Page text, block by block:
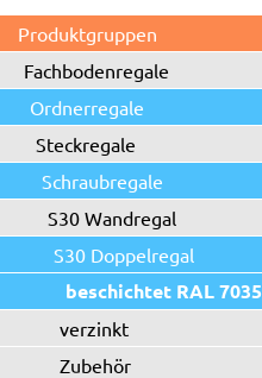
Produktgruppen
Fachbodenregale
Ordnerregale
Steckregale
Schraubregale
S30 Wandregal
S30 Doppelregal
beschichtet RAL 7035
verzinkt
Zubehör